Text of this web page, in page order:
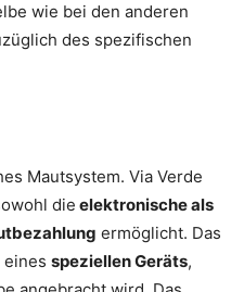
wie bei den anderen
des spezifischen
Mautsystem. Via Verde
die elektronische als
ermöglicht. Das
speziellen Geräts,